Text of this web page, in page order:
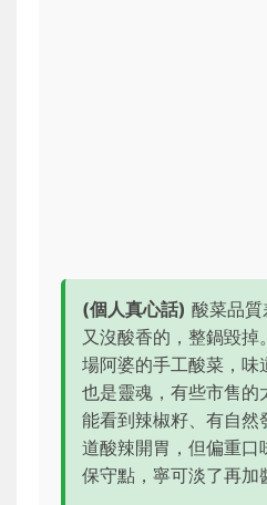
(個人真心話) 酸菜品
又沒酸香的，整鍋毀
場阿婆的手工酸菜，味
也是靈魂，有些市售的
能看到辣椒籽、有自然
道酸辣開胃，但偏重口
保守點，寧可淡了再加